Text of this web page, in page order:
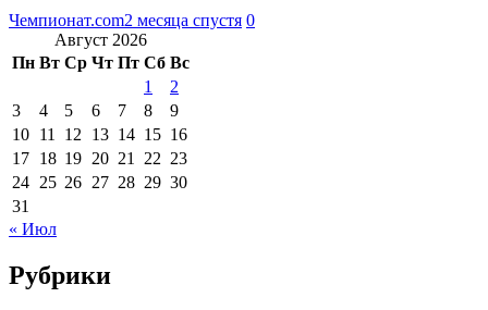
Чемпионат.com2 месяца спустя 0
Август 2026
Пн Вт Ср Чт Пт Сб Вс
1
2
3
4 5 6 7 8
9
10 11 12 13 14 15 16
17 18 19 20 21 22 23
24 25 26 27 28 29 30
31
« Июл
Рубрики